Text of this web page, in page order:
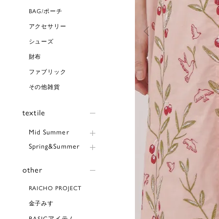
BAG/ポーチ
アクセサリー
シューズ
財布
ファブリック
その他雑貨
textile
Mid Summer
Spring&Summer
other
RAICHO PROJECT
金子みすゞ